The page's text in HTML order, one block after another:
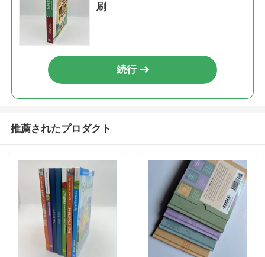
刷
続行
推薦されたプロダクト